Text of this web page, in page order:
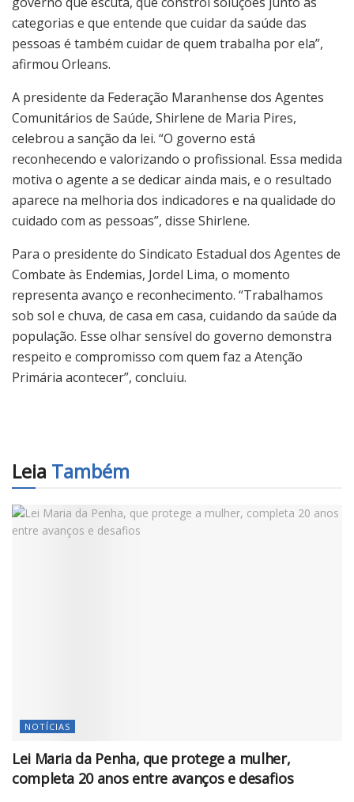
categorias e que entende que cuidar da saúde das
pessoas é também cuidar de quem trabalha por ela”,
afirmou Orleans.
A presidente da Federação Maranhense dos Agentes
Comunitários de Saúde, Shirlene de Maria Pires,
celebrou a sanção da lei. “O governo está
reconhecendo e valorizando o profissional. Essa medida
motiva o agente a se dedicar ainda mais, e o resultado
aparece na melhoria dos indicadores e na qualidade do
cuidado com as pessoas”, disse Shirlene.
Para o presidente do Sindicato Estadual dos Agentes de
Combate às Endemias, Jordel Lima, o momento
representa avanço e reconhecimento. “Trabalhamos
sob sol e chuva, de casa em casa, cuidando da saúde da
população. Esse olhar sensível do governo demonstra
respeito e compromisso com quem faz a Atenção
Primária acontecer”, concluiu.
Leia Também
NOTÍCIAS
Lei Maria da Penha, que protege a mulher,
completa 20 anos entre avanços e desafios